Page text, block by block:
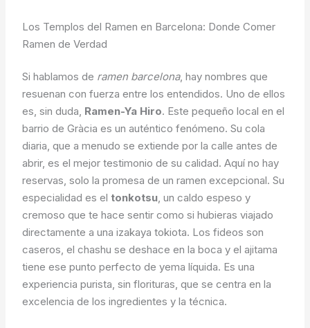
Los Templos del Ramen en Barcelona: Donde Comer
Ramen de Verdad
Si hablamos de ramen barcelona, hay nombres que
resuenan con fuerza entre los entendidos. Uno de ellos
es, sin duda, Ramen-Ya Hiro. Este pequeño local en el
barrio de Gràcia es un auténtico fenómeno. Su cola
diaria, que a menudo se extiende por la calle antes de
abrir, es el mejor testimonio de su calidad. Aquí no hay
reservas, solo la promesa de un ramen excepcional. Su
especialidad es el tonkotsu, un caldo espeso y
cremoso que te hace sentir como si hubieras viajado
directamente a una izakaya tokiota. Los fideos son
caseros, el chashu se deshace en la boca y el ajitama
tiene ese punto perfecto de yema líquida. Es una
experiencia purista, sin florituras, que se centra en la
excelencia de los ingredientes y la técnica.